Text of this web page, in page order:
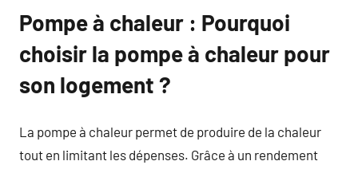
Pompe à chaleur : Pourquoi
choisir la pompe à chaleur pour
son logement ?
La pompe à chaleur permet de produire de la chaleur
tout en limitant les dépenses. Grâce à un rendement